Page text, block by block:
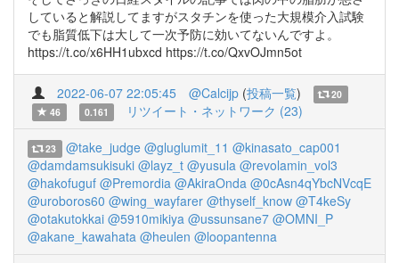
していると解説してますがスタチンを使った大規模介入試験
でも脂質低下は大して一次予防に効いてないんですよ。
https://t.co/x6HH1ubxcd https://t.co/QxvOJmn5ot
2022-06-07 22:05:45 @Calcijp (投稿一覧)
20
46
0.161 リツイート・ネットワーク (23)
23 @take_judge @gluglumit_11 @kinasato_cap001
@damdamsukisuki @layz_t @yusula @revolamin_vol3
@hakofuguf @Premordia @AkiraOnda @0cAsn4qYbcNVcqE
@uroboros60 @wing_wayfarer @thyself_know @T4keSy
@otakutokkai @5910mikiya @ussunsane7 @OMNI_P
@akane_kawahata @heulen @loopantenna